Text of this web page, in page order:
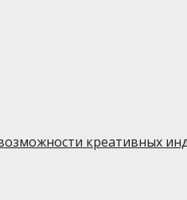
креативных